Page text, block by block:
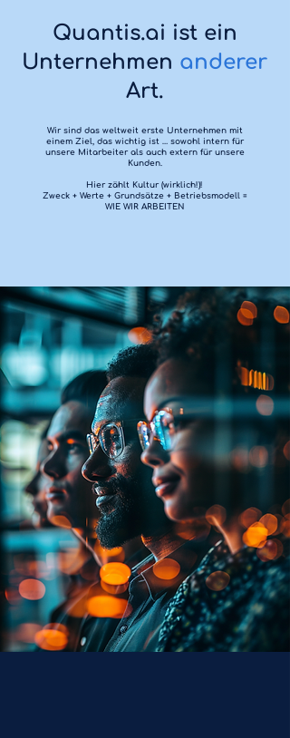
Quantis.ai ist ein
Unternehmen anderer
Art.
Wir sind das weltweit erste Unternehmen mit
einem Ziel, das wichtig ist … sowohl intern für
unsere Mitarbeiter als auch extern für unsere
Kunden.
Hier zählt Kultur (wirklich!)!
Zweck + Werte + Grundsätze + Betriebsmodell =
WIE WIR ARBEITEN